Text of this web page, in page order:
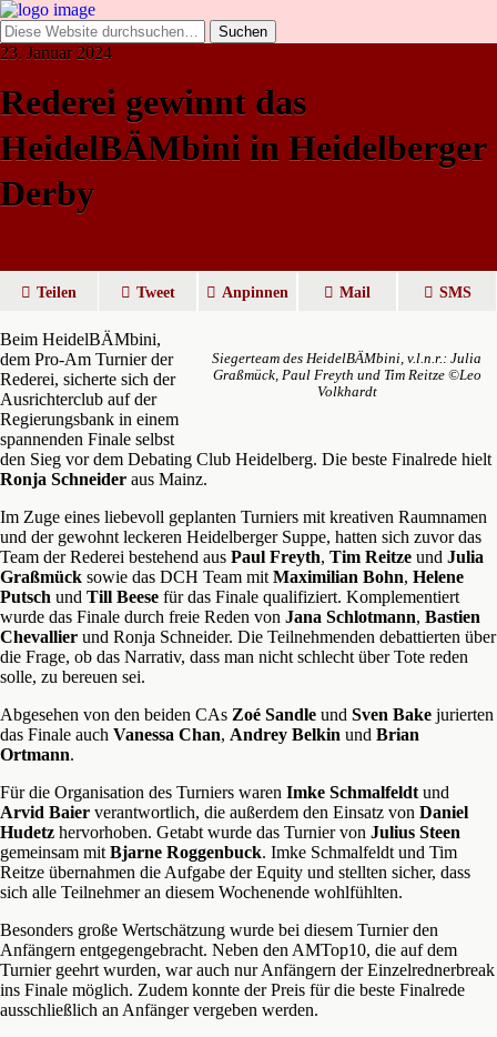
23. Januar 2024
Rederei gewinnt das
HeidelBÄMbini in Heidelberger
Derby
Teilen Tweet Anpinnen Mail SMS
Siegerteam des HeidelBÄMbini, v.l.n.r.: Julia
Graßmück, Paul Freyth und Tim Reitze ©Leo
Volkhardt
Beim HeidelBÄMbini,
dem Pro-Am Turnier der
Rederei, sicherte sich der
Ausrichterclub auf der
Regierungsbank in einem
spannenden Finale selbst
den Sieg vor dem Debating Club Heidelberg. Die beste Finalrede hielt
Ronja Schneider aus Mainz.
Im Zuge eines liebevoll geplanten Turniers mit kreativen Raumnamen
und der gewohnt leckeren Heidelberger Suppe, hatten sich zuvor das
Team der Rederei bestehend aus Paul Freyth, Tim Reitze und Julia
Graßmück sowie das DCH Team mit Maximilian Bohn, Helene
Putsch und Till Beese für das Finale qualifiziert. Komplementiert
wurde das Finale durch freie Reden von Jana Schlotmann, Bastien
Chevallier und Ronja Schneider. Die Teilnehmenden debattierten über
die Frage, ob das Narrativ, dass man nicht schlecht über Tote reden
solle, zu bereuen sei.
Abgesehen von den beiden CAs Zoé Sandle und Sven Bake jurierten
das Finale auch Vanessa Chan, Andrey Belkin und Brian
Ortmann.
Für die Organisation des Turniers waren Imke Schmalfeldt und
Arvid Baier verantwortlich, die außerdem den Einsatz von Daniel
Hudetz hervorhoben. Getabt wurde das Turnier von Julius Steen
gemeinsam mit Bjarne Roggenbuck. Imke Schmalfeldt und Tim
Reitze übernahmen die Aufgabe der Equity und stellten sicher, dass
sich alle Teilnehmer an diesem Wochenende wohlfühlten.
Besonders große Wertschätzung wurde bei diesem Turnier den
Anfängern entgegengebracht. Neben den AMTop10, die auf dem
Turnier geehrt wurden, war auch nur Anfängern der Einzelrednerbreak
ins Finale möglich. Zudem konnte der Preis für die beste Finalrede
ausschließlich an Anfänger vergeben werden.